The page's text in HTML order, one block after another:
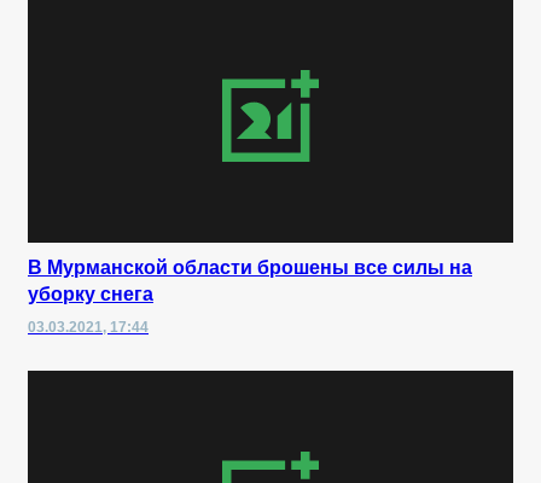
В Мурманской области брошены все силы на
уборку снега
03.03.2021, 17:44